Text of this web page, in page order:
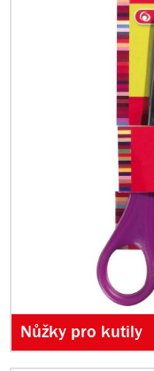
Nůžky pro kutily